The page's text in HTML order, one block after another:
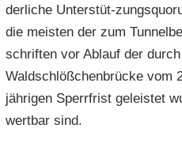
der­li­che Unterstüt-​
die meis­ten der zum
schrif­ten vor Ab­lauf der
Wald­schlöß­chen­brü­cke vom
jäh­ri­gen Sperr­frist ge­leis­tet
wert­bar sind.